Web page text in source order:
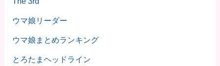
ウマ娘リーダー
ウマ娘まとめランキング
とろたまヘッドライン